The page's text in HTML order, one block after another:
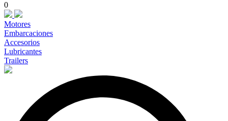
0
Motores
Embarcaciones
Accesorios
Lubricantes
Trailers